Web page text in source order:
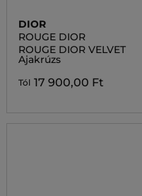
DIOR
ROUGE DIOR
ROUGE DIOR VELVET
Ajakrúzs
Tól 17 900,00 Ft